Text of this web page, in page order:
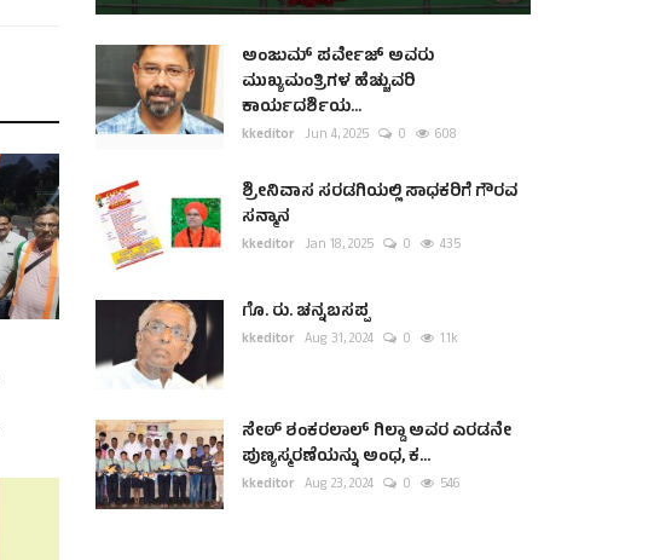
ಅಂಜುಮ್ ಪರ್ವೇಜ್ ಅವರು
ಮುಖ್ಯಮಂತ್ರಿಗಳ ಹೆಚ್ಚುವರಿ
ಕಾರ್ಯದರ್ಶಿಯ...
kkeditor Jun 4, 2025 0 608
ಶ್ರೀನಿವಾಸ ಸರಡಗಿಯಲ್ಲಿ ಸಾಧಕರಿಗೆ ಗೌರವ
ಸನ್ಮಾನ
kkeditor Jan 18, 2025 0 435
ಗೊ. ರು. ಚನ್ನಬಸಪ್ಪ
kkeditor Aug 31, 2024 0 1.1k
ಸೇಠ್ ಶಂಕರಲಾಲ್ ಗಿಲ್ಡಾ ಅವರ ಎರಡನೇ
ಪುಣ್ಯಸ್ಮರಣೆಯನ್ನು ಅಂಧ, ಕ...
kkeditor Aug 23, 2024 0 546